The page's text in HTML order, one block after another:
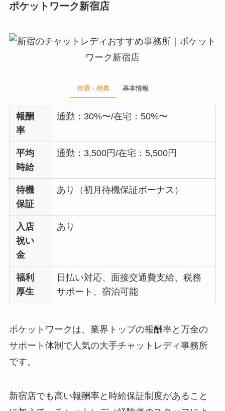
ポケットワーク新宿店
待遇・特典 基本情報
報酬
率
通勤：30%〜/在宅：50%〜
平均
時給
通勤：3,500円/在宅：5,500円
待機
保証
あり（初月待機保証ボーナス）
入店
祝い
金
あり
福利
厚生
日払い対応、面接交通費支給、税務
サポート、宿泊可能
ポケットワークは、業界トップの報酬率と万全の
サポート体制で人気の大手チャットレディ事務所
です。
新宿店でも高い報酬率と時給保証制度があること